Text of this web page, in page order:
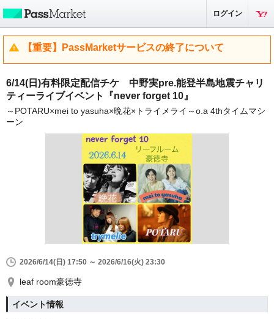
ログイン
【重要】PassMarketサービスの終了について
6/14(日)有料限定配信チケ 中野実pre.能登半島地震チャリ
ティーライブイベント『never forget 10』
～POTARU×mei to yasuha×晩花×トライメライ～o.a 4thタイムマシ
ーン
2026/6/14(日) 17:50 ～ 2026/6/16(火) 23:30
leaf room豪徳寺
イベント情報